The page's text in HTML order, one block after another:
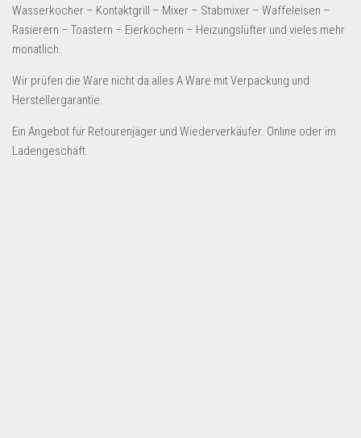
eBay Restposten kaufen
Sonderposten-Angebote
Saison & Eventprodkte
Dropshipping-Produkte
B2B Produkte
Grosshandel
Wasserkocher – Kontaktgrill – Mixer – Stabmixer – Waffeleisen –
Rasierern – Toastern – Eierkochern – Heizungslüfter und vieles mehr
monatlich.
Wir prüfen die Ware nicht da alles A Ware mit Verpackung und
Herstellergarantie.
Ein Angebot für Retourenjäger und Wiederverkäufer. Online oder im
Ladengeschäft.